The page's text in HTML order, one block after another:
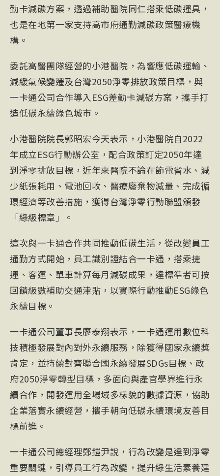
勤卡減碳方案，透過補助醫院同仁搭乘低碳運具，
也是在地第一家支持高市府通勤減碳政策醫療機
構。
委託高醫團隊經營的小港醫院，為響應低碳運輸、
減緩氣候變遷及台灣2050淨零排放政策目標，與
一卡通公司合作導入ESG差勤卡減碳方案，攜手打
造低碳永續綠色城市。
小港醫院院長郭昭宏今天表示，小港醫院自2022
年成立ESG行動辦公室，配合政策訂定2050年達
到淨零排放目標，近年來醫院不論在節電省水、減
少紙張耗用、電池回收、醫療廢棄物減量、完成循
環經濟等改善措施，獲得台灣淨零行動聯盟頒發
「綠級標章」。
這次與一卡通合作共同推動低碳生活，從改變員工
通勤方式開始，員工識別證結合一卡通，搭乘捷
運、客運、單車計算每月減碳成果，達標準者可按
回饋級數補助交通津貼，以實際行動推動ESG綠色
永續目標。
一卡通公司董事長廖泰翔表示，一卡通運用數位科
技積極發展對內對外永續服務，除獲得國家永續獎
肯定，並持續對齊聯合國永續發展SDGs目標、政
府2050淨零轉型目標，多面向與產官學界進行永
續合作，開發運用全場域多樣貌的數據資源，協助
企業落實永續經營，攜手朝向低碳永續環境友善目
標前進。
一卡通公司總經理鄭鎧尹說，行為改變是達到淨零
重要關鍵，引導員工行為改變，提升綠生活素養建